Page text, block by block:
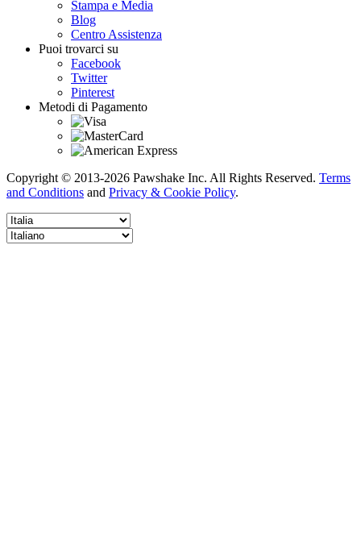
Stampa e Media
Blog
Centro Assistenza
Puoi trovarci su
Facebook
Twitter
Pinterest
Metodi di Pagamento
Copyright © 2013-2026 Pawshake Inc. All Rights Reserved. Terms
and Conditions and Privacy & Cookie Policy.